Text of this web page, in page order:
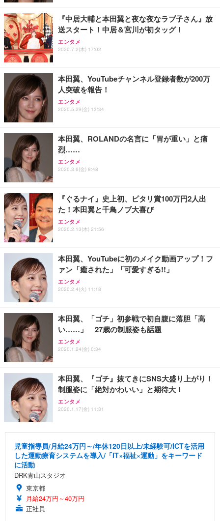
務用 おしゃれ パソコンチェア (ブラック)
Sezlife オフィスチェア デスクチェア 疲れない テレ
ワーク チェア 強化バックレスト 30度ロッキング機
能 人間工学 椅子 腰サポート 90度跳ね上げ式アーム
務用 おしゃれ パソコンチェア (ホワイト)
ANDWINT オフィスチェア デスクチェア 肘なし メ
ッシュ 通気性 ランバーサポート付き 腰サポート ガ
ス圧無段階昇降 360度回転 キャスター付き コンパク
【整備済み品】Dell E2724HS 27インチ 液晶モニタ
ー フルHD（1920×1080）VA 非光沢 HDMI/DisplayP
ort/VGA スピーカー内蔵 高さ調整 スイベル VESA対
【MiniLED/24.5inch/280Hz/FHD】GRAPHT THE S
HOOTER Gaming Monitor 24” Essential ゲーミン
グモニター QD 24.5インチ 1ms FHD 量子ドット 残
Smart Basic(スマートベーシック) 【Amazon.co.jp
限定】 Smart Basic アイリスオーヤマ ペットシーツ
超厚型 お徳用 ワイド 100枚入 (x 1) (ケース販売)
アイリスオーヤマ ペットシーツ 超厚型 お徳用 レギ
ュラー 200枚入【Amazon.co.jp限定】
『中居大輔と本田翼と夜な夜なラブ子さん』放
送スタート！中居＆宮川が初タッグ！
エンタメ
2020.7.2(木) 17:02
本田翼、YouTubeチャンネル登録者数が200万
人突破を報告！
エンタメ
2020.5.29(金) 13:34
本田翼、ROLANDの名言に「胃が重い」と痛
烈……
エンタメ
2020.3.6(金) 8:48
『ぐるナイ』史上初、ピタリ賞100万円2人出
た！本田翼と千鳥ノブ大喜び
エンタメ
2020.2.13(木) 21:56
本田翼、YouTubeに初のメイク動画アップ！フ
ァン「癒された」「可愛すぎる!!」
エンタメ
2020.2.4(火) 11:18
本田翼、「ゴチ」初参戦で初自腹に落胆「高
い……」 27歳の制服姿も話題
エンタメ
2020.1.24(金) 0:34
本田翼、『ゴチ』抜てきにSNS大盛り上がり！
制服姿に「絶対かわいい」と期待大！
エンタメ
2020.1.17(金) 11:31
児童指導員/月給24万円～/年休120日以上/未経験可/ICTを活用
した運動療育システムを導入/「IT×福祉×運動」をキーワード
に活動
DRK青山スタジオ
東京都
月給24万円～40万円
正社員